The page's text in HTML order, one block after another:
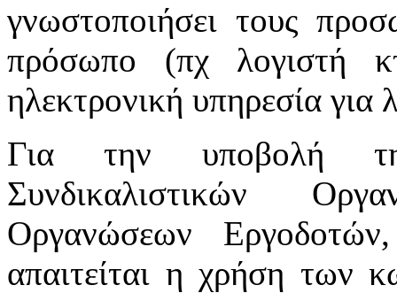
γνωστοποιήσει τους
πρόσωπο (πχ λογιστή
ηλεκτρονική υπηρεσία για
Για την υποβολή
Συνδικαλιστικών
Οργανώσεων
απαιτείται η χρήση των